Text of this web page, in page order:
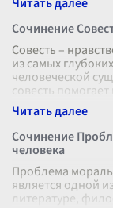
Сочинение
Совесть –
из самых
человеческой
совесть помогает
Сочинение
человека
Проблема
является одной
литературе,